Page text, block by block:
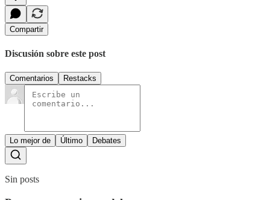
Compartir
Discusión sobre este post
Comentarios Restacks
Lo mejor de Último Debates
Sin posts